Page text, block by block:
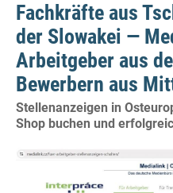
Fachkräfte aus
der Slowakei —
Arbeitgeber aus
Bewerbern aus
Stellenanzeigen in
Shop buchen und